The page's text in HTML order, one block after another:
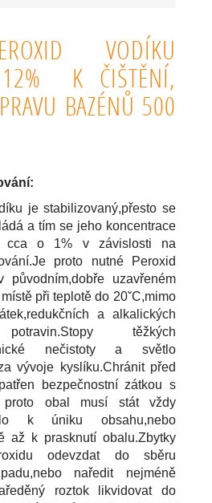
VODÍKU
12% K ČIŠTĚNÍ,
BAZÉNŮ 500
je stabilizovaný,přesto se
a tím se jeho koncentrace
cca o 1% v závislosti na
proto nutné Peroxid
původním,dobře uzavřeném
při teplotě do 20ˇC,mimo
a alkalických
těžkých
nečistoty a světlo
vývoje kyslíku.Chránit před
bezpečnostní zátkou s
proto obal musí stát vždy
k úniku obsahu,nebo
až k prasknutí obalu.Zbytky
odevzdat do sběru
naředit nejméně
roztok likvidovat do